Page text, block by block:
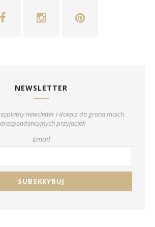
NEWSLETTER
newsletter i dołącz do grona moich
przyjaciół!
Email